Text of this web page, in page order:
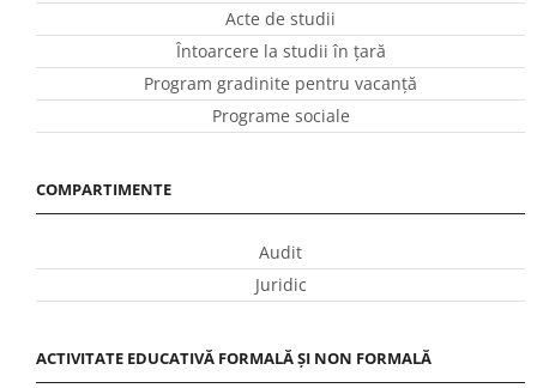
Acte de studii
Întoarcere la studii în ţară
Program gradinite pentru vacanţă
Programe sociale
COMPARTIMENTE
Audit
Juridic
ACTIVITATE EDUCATIVĂ FORMALĂ ȘI NON FORMALĂ